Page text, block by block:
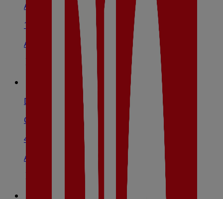
Av. Dolores Mosquera, 18, Caldas De Reis
121 m
Abierto
Dia
C/ Número 6, 10, Moraña
4.9 km
Abierto